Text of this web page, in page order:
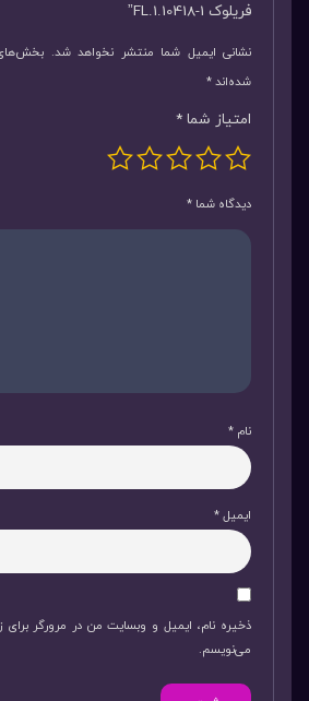
فریلوک FL.1.10418-1”
نشانی ایمیل شما منتشر نخواهد شد. بخش‌های
شده‌اند*
امتیاز شما *
دیدگاه شما *
نام *
ایمیل*
ذخیره نام، ایمیل و وبسایت من در مرورگر برای
می‌نویسم.